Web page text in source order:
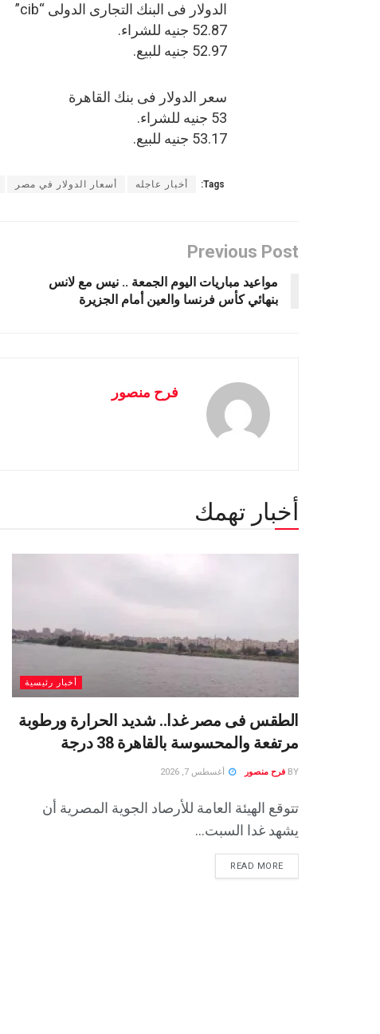
الدولار فى البنك التجارى الدولى “cib”
52.87 جنيه للشراء.
52.97 جنيه للبيع.
سعر الدولار فى بنك القاهرة
53 جنيه للشراء.
53.17 جنيه للبيع.
Tags: أخبار عاجله أسعار الدولار في مصر
Previous Post
مواعيد مباريات اليوم الجمعة .. نيس مع لانس
بنهائي كأس فرنسا والعين أمام الجزيرة
فرح منصور
أخبار تهمك
أخبار رئيسية
الطقس فى مصر غدا.. شديد الحرارة ورطوبة
مرتفعة والمحسوسة بالقاهرة 38 درجة
BY فرح منصور أغسطس 7, 2026
تتوقع الهيئة العامة للأرصاد الجوية المصرية أن
يشهد غدا السبت...
READ MORE